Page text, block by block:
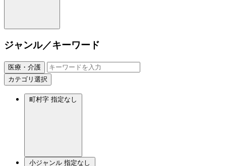
ジャンル／キーワード
医療・介護
カテゴリ選択
町村字 指定なし
小ジャンル 指定なし